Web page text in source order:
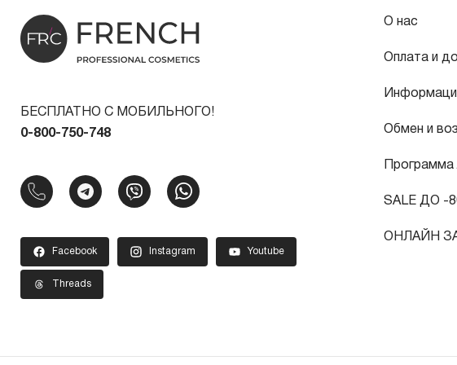
БЕСПЛАТНО С МОБИЛЬНОГО!
0-800-750-748
Facebook Instagram Youtube
Threads
О нас
Оплата и
Обмен и
Программа
SALE ДО -
ОНЛАЙН